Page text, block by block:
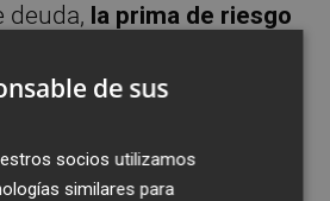
deuda, la prima de riesgo
en los 354,4 puntos
de la bolsa, con un
el euro perdía
de sus
socios utilizamos
similares para